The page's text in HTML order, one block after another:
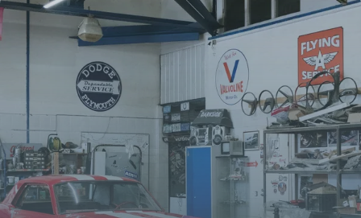
10 juillet 2026